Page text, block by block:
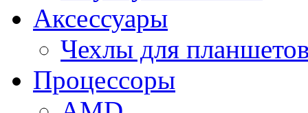
Аксессуары
Чехлы для
Процессоры